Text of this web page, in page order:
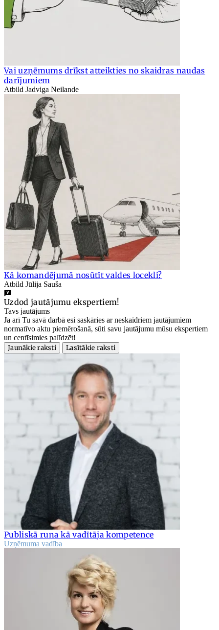
Vai uzņēmums drīkst atteikties no skaidras naudas
darījumiem
Atbild Jadviga Neilande
Kā komandējumā nosūtīt valdes locekli?
Atbild Jūlija Sauša
Uzdod jautājumu ekspertiem!
Tavs jautājums
Ja arī Tu savā darbā esi saskāries ar neskaidriem jautājumiem
normatīvo aktu piemērošanā, sūti savu jautājumu mūsu ekspertiem
un centīsimies palīdzēt!
Jaunākie raksti
Lasītākie raksti
Publiskā runa kā vadītāja kompetence
Uzņēmuma vadība